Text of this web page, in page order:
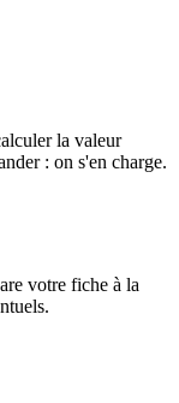
la valeur
: on s'en charge.
votre fiche à la